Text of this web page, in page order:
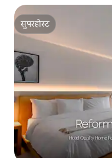
सुपरहोस्ट
सुपरहोस्ट